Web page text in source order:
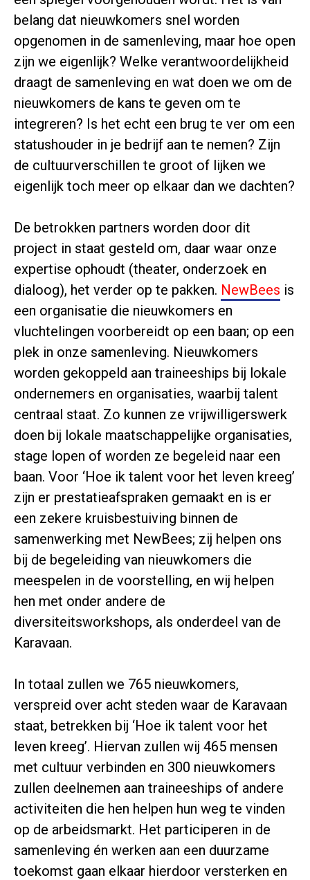
belang dat nieuwkomers snel worden
opgenomen in de samenleving, maar hoe open
zijn we eigenlijk? Welke verantwoordelijkheid
draagt de samenleving en wat doen we om de
nieuwkomers de kans te geven om te
integreren? Is het echt een brug te ver om een
statushouder in je bedrijf aan te nemen? Zijn
de cultuurverschillen te groot of lijken we
eigenlijk toch meer op elkaar dan we dachten?
De betrokken partners worden door dit
project in staat gesteld om, daar waar onze
expertise ophoudt (theater, onderzoek en
dialoog), het verder op te pakken. NewBees is
een organisatie die nieuwkomers en
vluchtelingen voorbereidt op een baan; op een
plek in onze samenleving. Nieuwkomers
worden gekoppeld aan traineeships bij lokale
ondernemers en organisaties, waarbij talent
centraal staat. Zo kunnen ze vrijwilligerswerk
doen bij lokale maatschappelijke organisaties,
stage lopen of worden ze begeleid naar een
baan. Voor ‘Hoe ik talent voor het leven kreeg’
zijn er prestatieafspraken gemaakt en is er
een zekere kruisbestuiving binnen de
samenwerking met NewBees; zij helpen ons
bij de begeleiding van nieuwkomers die
meespelen in de voorstelling, en wij helpen
hen met onder andere de
diversiteitsworkshops, als onderdeel van de
Karavaan.
In totaal zullen we 765 nieuwkomers,
verspreid over acht steden waar de Karavaan
staat, betrekken bij ‘Hoe ik talent voor het
leven kreeg’. Hiervan zullen wij 465 mensen
met cultuur verbinden en 300 nieuwkomers
zullen deelnemen aan traineeships of andere
activiteiten die hen helpen hun weg te vinden
op de arbeidsmarkt. Het participeren in de
samenleving én werken aan een duurzame
toekomst gaan elkaar hierdoor versterken en